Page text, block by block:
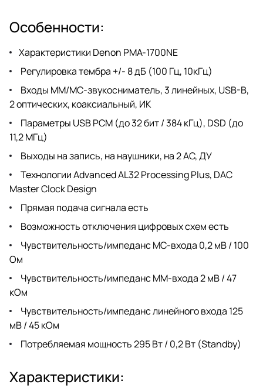
Особенности:
Характеристики Denon PMA-1700NE
Регулировка тембра +/- 8 дБ (100 Гц, 10кГц)
Входы MM/MC-звукосниматель, 3 линейных, USB-B,
2 оптических, коаксиальный, ИК
Параметры USB PCM (до 32 бит / 384 кГц), DSD (до
11,2 МГц)
Выходы на запись, на наушники, на 2 АС, ДУ
Технологии Advanced AL32 Processing Plus, DAC
Master Clock Design
Прямая подача сигнала есть
Возможность отключения цифровых схем есть
Чувствительность/импеданс MC-входа 0,2 мВ / 100
Ом
Чувствительность/импеданс MM-входа 2 мВ / 47
кОм
Чувствительность/импеданс линейного входа 125
мВ / 45 кОм
Потребляемая мощность 295 Вт / 0,2 Вт (Standby)
Характеристики: